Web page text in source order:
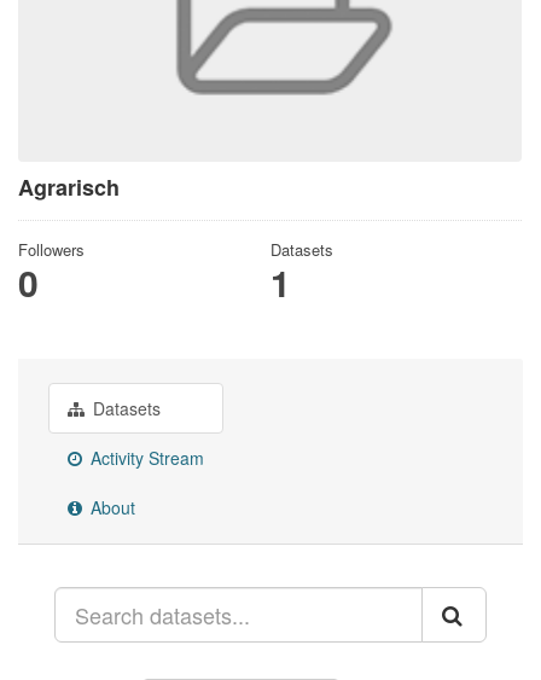
Agrarisch
Followers
0
Datasets
1
Datasets
Activity Stream
About